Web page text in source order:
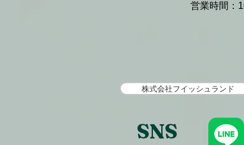
営業時間：
株式会社フイッシュランド
SNS